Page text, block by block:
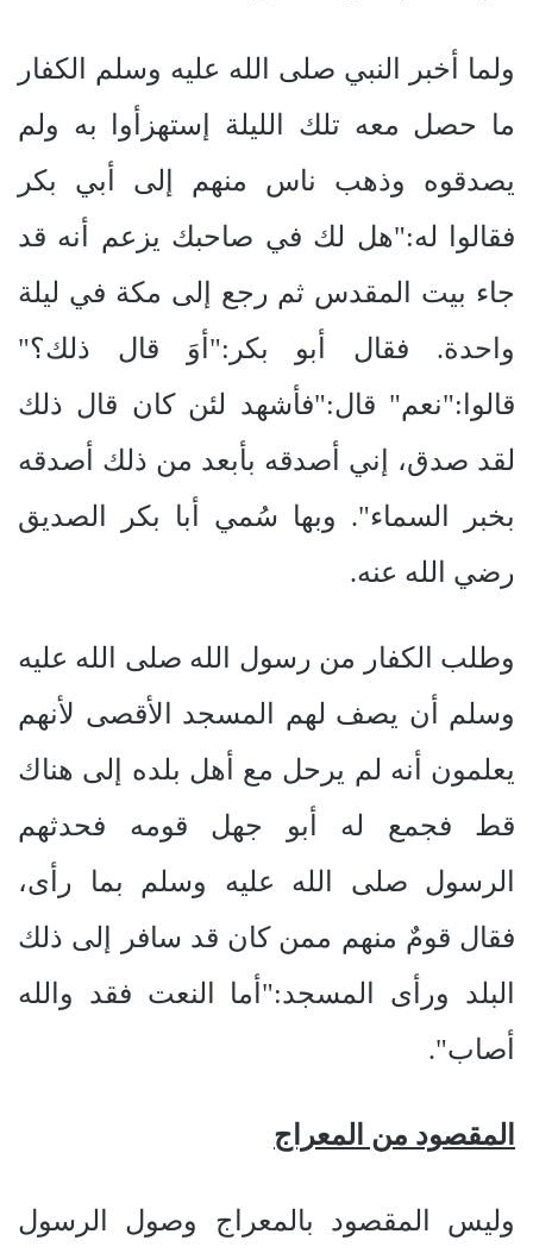
ولما أخبر النبي صلى الله عليه وسلم الكفار
ما حصل معه تلك الليلة إستهزأوا به ولم
يصدقوه وذهب ناس منهم إلى أبي بكر
فقالوا له:"هل لك في صاحبك يزعم أنه قد
جاء بيت المقدس ثم رجع إلى مكة في ليلة
واحدة. فقال أبو بكر:"أوَ قال ذلك؟"
قالوا:"نعم" قال:"فأشهد لئن كان قال ذلك
لقد صدق، إني أصدقه بأبعد من ذلك أصدقه
بخبر السماء". وبها سُمي أبا بكر الصديق
رضي الله عنه.
وطلب الكفار من رسول الله صلى الله عليه
وسلم أن يصف لهم المسجد الأقصى لأنهم
يعلمون أنه لم يرحل مع أهل بلده إلى هناك
قط فجمع له أبو جهل قومه فحدثهم
الرسول صلى الله عليه وسلم بما رأى،
فقال قومٌ منهم ممن كان قد سافر إلى ذلك
البلد ورأى المسجد:"أما النعت فقد والله
أصاب".
المقصود من المعراج
وليس المقصود بالمعراج وصول الرسول